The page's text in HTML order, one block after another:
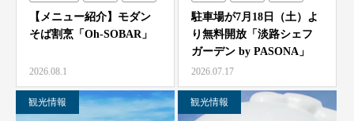
【メニュー紹介】モダン
そば割烹「Oh-SOBAR」
2026.08.1
シェフガーデン
駐車場が7月18日（土）よ
り無料開放「淡路シェフ
ガーデン by PASONA」
「Ladyb…
2026.07.17
観光情報 観光情報